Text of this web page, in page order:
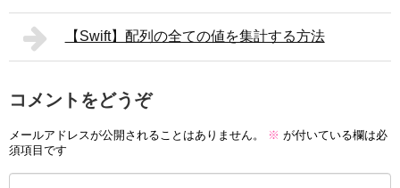
【Swift】配列の全ての値を集計する方法
コメントをどうぞ
メールアドレスが公開されることはありません。 ※ が付いている欄は必
須項目です